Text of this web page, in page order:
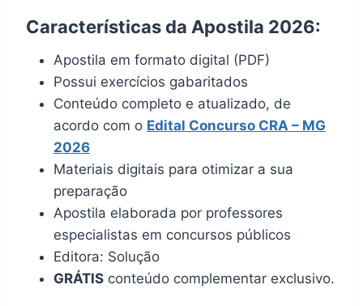
Características da Apostila 2026:
Apostila em formato digital (PDF)
Possui exercícios gabaritados
Conteúdo completo e atualizado, de
acordo com o Edital Concurso CRA – MG
2026
Materiais digitais para otimizar a sua
preparação
Apostila elaborada por professores
especialistas em concursos públicos
Editora: Solução
GRÁTIS conteúdo complementar exclusivo.